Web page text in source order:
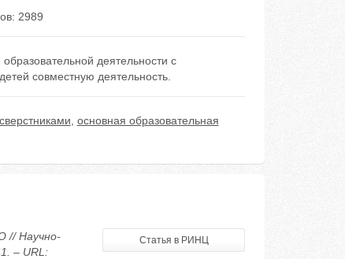
2989
деятельности с
совместную деятельность.
основная образовательная
// Научно-
– URL:
Статья в РИНЦ